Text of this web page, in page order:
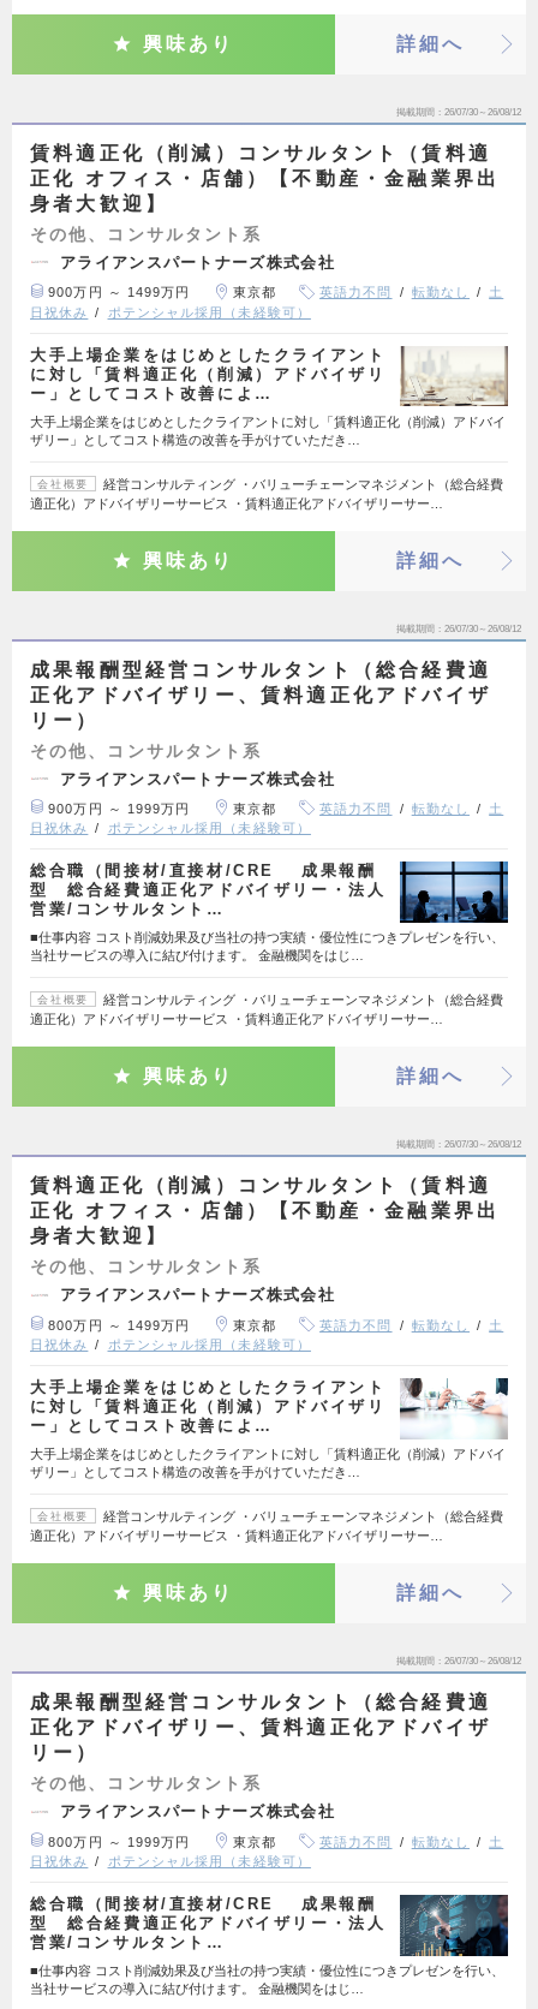
興味あり 詳細へ
掲載期間 26/07/30～26/08/12
賃料適正化（削減）コンサルタント（賃料適
正化 オフィス・店舗）【不動産・金融業界出
身者大歓迎】
その他、コンサルタント系
アライアンスパートナーズ株式会社
900万円 ～ 1499万円 東京都 英語力不問 転勤なし
土
日祝休み
ポテンシャル採用（未経験可）
大手上場企業をはじめとしたクライアント
に対し「賃料適正化（削減）アドバイザリ
ー」としてコスト改善によ…
大手上場企業をはじめとしたクライアントに対し「賃料適正化（削減）アドバイ
ザリー」としてコスト構造の改善を手がけていただき…
会社概要
経営コンサルティング ・バリューチェーンマネジメント（総合経費
適正化）アドバイザリーサービス ・賃料適正化アドバイザリーサー…
興味あり 詳細へ
掲載期間 26/07/30～26/08/12
成果報酬型経営コンサルタント（総合経費適
正化アドバイザリー、賃料適正化アドバイザ
リー）
その他、コンサルタント系
アライアンスパートナーズ株式会社
900万円 ～ 1999万円 東京都 英語力不問 転勤なし
土
日祝休み
ポテンシャル採用（未経験可）
総合職（間接材/直接材/CRE 成果報酬
型 総合経費適正化アドバイザリー・法人
営業/コンサルタント…
■仕事内容 コスト削減効果及び当社の持つ実績・優位性につきプレゼンを行い、
当社サービスの導入に結び付けます。 金融機関をはじ…
会社概要
経営コンサルティング ・バリューチェーンマネジメント（総合経費
適正化）アドバイザリーサービス ・賃料適正化アドバイザリーサー…
興味あり 詳細へ
掲載期間 26/07/30～26/08/12
賃料適正化（削減）コンサルタント（賃料適
正化 オフィス・店舗）【不動産・金融業界出
身者大歓迎】
その他、コンサルタント系
アライアンスパートナーズ株式会社
800万円 ～ 1499万円 東京都 英語力不問 転勤なし
土
日祝休み
ポテンシャル採用（未経験可）
大手上場企業をはじめとしたクライアント
に対し「賃料適正化（削減）アドバイザリ
ー」としてコスト改善によ…
大手上場企業をはじめとしたクライアントに対し「賃料適正化（削減）アドバイ
ザリー」としてコスト構造の改善を手がけていただき…
会社概要
経営コンサルティング ・バリューチェーンマネジメント（総合経費
適正化）アドバイザリーサービス ・賃料適正化アドバイザリーサー…
興味あり 詳細へ
掲載期間 26/07/30～26/08/12
成果報酬型経営コンサルタント（総合経費適
正化アドバイザリー、賃料適正化アドバイザ
リー）
その他、コンサルタント系
アライアンスパートナーズ株式会社
800万円 ～ 1999万円 東京都 英語力不問 転勤なし
土
日祝休み
ポテンシャル採用（未経験可）
総合職（間接材/直接材/CRE 成果報酬
型 総合経費適正化アドバイザリー・法人
営業/コンサルタント…
■仕事内容 コスト削減効果及び当社の持つ実績・優位性につきプレゼンを行い、
当社サービスの導入に結び付けます。 金融機関をはじ…